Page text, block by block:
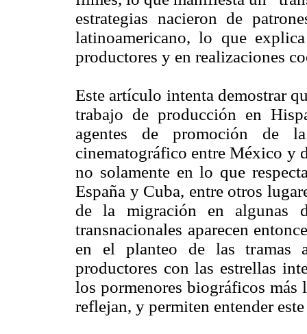
estrategias nacieron de
latinoamericano, lo que
productores y en realizaciones
Este artículo intenta demostrar
trabajo de producción en
agentes de promoción de
cinematográfico entre México y
no solamente en lo que
España y Cuba, entre otros
de la migración en algunas
transnacionales aparecen
en el planteo de las tramas
productores con las estrellas
los pormenores biográficos
reflejan, y permiten entender